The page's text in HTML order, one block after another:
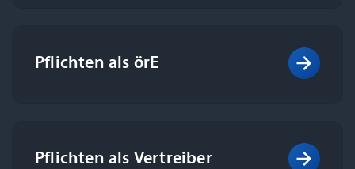
Pflichten als örE
Pflichten als Vertreiber